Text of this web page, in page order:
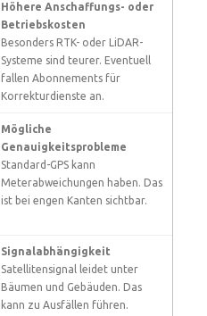
Höhere Anschaffungs- oder
Betriebskosten
Besonders RTK- oder LiDAR-
Systeme sind teurer. Eventuell
fallen Abonnements für
Korrekturdienste an.
Mögliche
Genauigkeitsprobleme
Standard-GPS kann
Meterabweichungen haben. Das
ist bei engen Kanten sichtbar.
Signalabhängigkeit
Satellitensignal leidet unter
Bäumen und Gebäuden. Das
kann zu Ausfällen führen.